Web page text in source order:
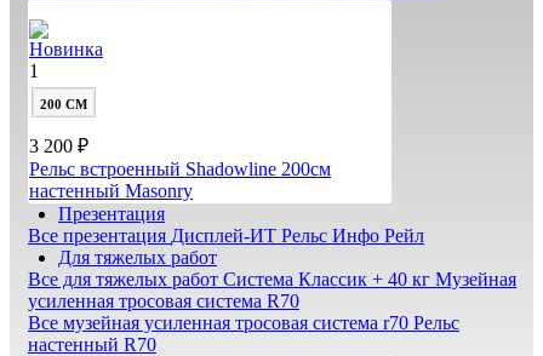
Новинка
1
200 СМ
3 200 ₽
Рельс встроенный Shadowline 200см
настенный Masonry
Презентация
Все презентация Дисплей-ИТ Рельс Инфо Рейл
Для тяжелых работ
Все для тяжелых работ Система Классик + 40 кг Музейная
усиленная тросовая система R70
Все музейная усиленная тросовая система r70 Рельс
настенный R70